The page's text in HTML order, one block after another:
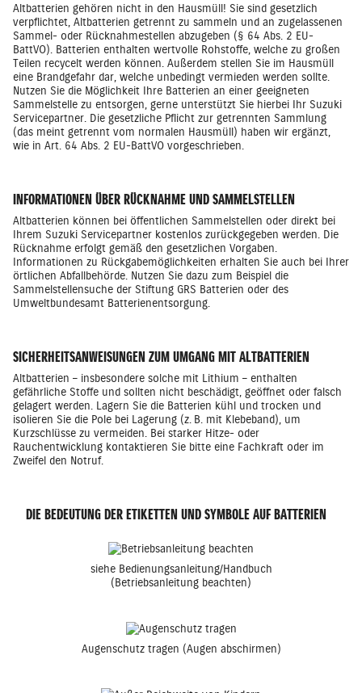
Altbatterien gehören nicht in den Hausmüll! Sie sind gesetzlich
verpflichtet, Altbatterien getrennt zu sammeln und an zugelassenen
Sammel- oder Rücknahmestellen abzugeben (§ 64 Abs. 2 EU-
BattVO). Batterien enthalten wertvolle Rohstoffe, welche zu großen
Teilen recycelt werden können. Außerdem stellen Sie im Hausmüll
eine Brandgefahr dar, welche unbedingt vermieden werden sollte.
Nutzen Sie die Möglichkeit Ihre Batterien an einer geeigneten
Sammelstelle zu entsorgen, gerne unterstützt Sie hierbei Ihr Suzuki
Servicepartner. Die gesetzliche Pflicht zur getrennten Sammlung
(das meint getrennt vom normalen Hausmüll) haben wir ergänzt,
wie in Art. 64 Abs. 2 EU-BattVO vorgeschrieben.
INFORMATIONEN ÜBER RÜCKNAHME UND SAMMELSTELLEN
Altbatterien können bei öffentlichen Sammelstellen oder direkt bei
Ihrem Suzuki Servicepartner kostenlos zurückgegeben werden. Die
Rücknahme erfolgt gemäß den gesetzlichen Vorgaben.
Informationen zu Rückgabemöglichkeiten erhalten Sie auch bei Ihrer
örtlichen Abfallbehörde. Nutzen Sie dazu zum Beispiel die
Sammelstellensuche der Stiftung GRS Batterien oder des
Umweltbundesamt Batterienentsorgung.
SICHERHEITSANWEISUNGEN ZUM UMGANG MIT ALTBATTERIEN
Altbatterien – insbesondere solche mit Lithium – enthalten
gefährliche Stoffe und sollten nicht beschädigt, geöffnet oder falsch
gelagert werden. Lagern Sie die Batterien kühl und trocken und
isolieren Sie die Pole bei Lagerung (z. B. mit Klebeband), um
Kurzschlüsse zu vermeiden. Bei starker Hitze- oder
Rauchentwicklung kontaktieren Sie bitte eine Fachkraft oder im
Zweifel den Notruf.
DIE BEDEUTUNG DER ETIKETTEN UND SYMBOLE AUF BATTERIEN
siehe Bedienungsanleitung/Handbuch
(Betriebsanleitung beachten)
Augenschutz tragen (Augen abschirmen)